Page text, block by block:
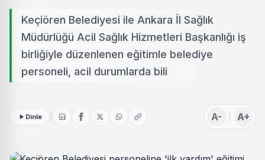
Keçiören Belediyesi ile Ankara İl Sağlık
Müdürlüğü Acil Sağlık Hizmetleri Başkanlığı iş
birliğiyle düzenlenen eğitimle belediye
personeli, acil durumlarda bili
Dinle A- A+